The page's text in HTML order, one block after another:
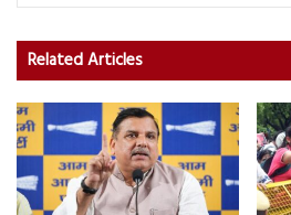
Related Articles